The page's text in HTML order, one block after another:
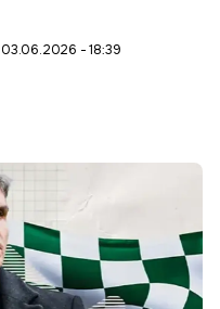
03.06.2026 - 18:39